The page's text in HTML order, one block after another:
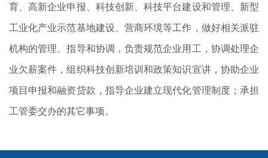
育、高新企业申报、科技创新、科技平台建设和管理、新型
工业化产业示范基地建设、营商环境等工作，做好相关派驻
机构的管理、指导和协调，负责规范企业用工，协调处理企
业欠薪案件，组织科技创新培训和政策知识宣讲，协助企业
项目申报和融资贷款，指导企业建立现代化管理制度；承担
工管委交办的其它事项。